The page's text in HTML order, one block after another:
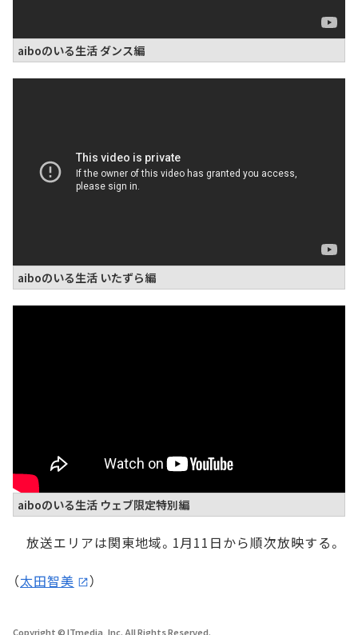
aiboのいる生活 ダンス編
aiboのいる生活 いたずら編
aiboのいる生活 ウェブ限定特別編
放送エリアは関東地域。1月11日から順次放映する。
（太田智美 ）
Copyright © ITmedia, Inc. All Rights Reserved.